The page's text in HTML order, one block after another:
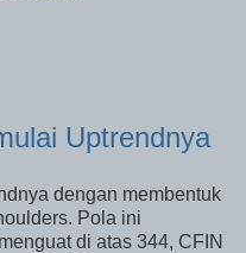
Uptrendnya
dengan membentuk
Pola ini
di atas 344, CFIN